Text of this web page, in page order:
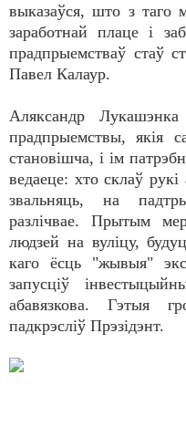
выказаўся, што з таго
заработнай плаце і
прадпрыемстваў стаў
Павел Калаур.
Аляксандр
прадпрыемствы, якія
становішча, і ім
ведаеце: хто склаў
звальняць, на
разлічвае. Прытым
людзей на вуліцу,
каго ёсць "жывыя"
запусціў
абавязкова. Гэтыя
падкрэсліў Прэзідэнт.